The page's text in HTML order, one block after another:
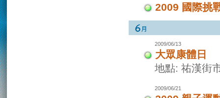
2009 國際挑
2009/06/13
大眾康體日
地點: 祐漢街
2009/06/21